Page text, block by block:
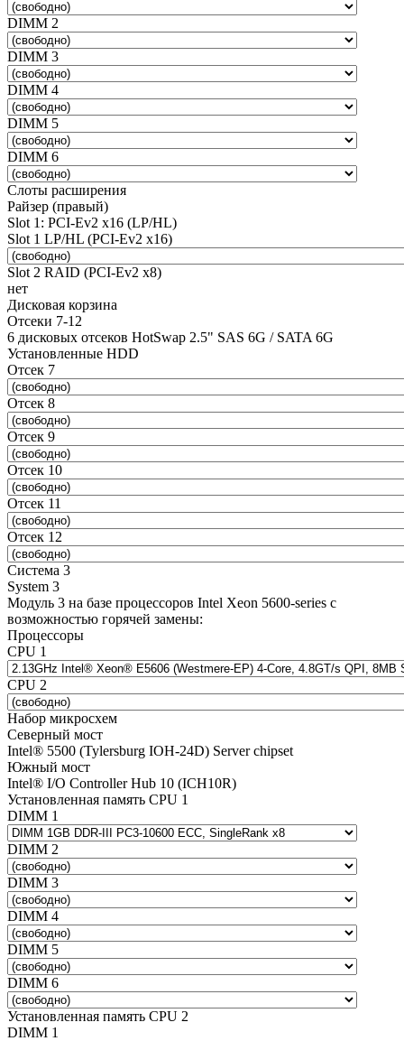
DIMM 2
DIMM 3
DIMM 4
DIMM 5
DIMM 6
Слоты расширения
Райзер (правый)
Slot 1: PCI-Ev2 x16 (LP/HL)
Slot 1 LP/HL (PCI-Ev2 x16)
Slot 2 RAID (PCI-Ev2 x8)
нет
Дисковая корзина
Отсеки 7-12
6 дисковых отсеков HotSwap 2.5" SAS 6G / SATA 6G
Установленные HDD
Отсек 7
Отсек 8
Отсек 9
Отсек 10
Отсек 11
Отсек 12
Система 3
System 3
Модуль 3 на базе процессоров Intel Xeon 5600-series с
возможностью горячей замены:
Процессоры
CPU 1
CPU 2
Набор микросхем
Северный мост
Intel® 5500 (Tylersburg IOH-24D) Server chipset
Южный мост
Intel® I/O Controller Hub 10 (ICH10R)
Установленная память CPU 1
DIMM 1
DIMM 2
DIMM 3
DIMM 4
DIMM 5
DIMM 6
Установленная память CPU 2
DIMM 1